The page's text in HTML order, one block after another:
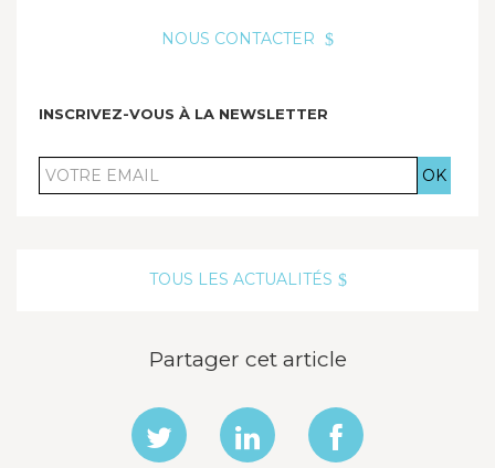
NOUS CONTACTER
INSCRIVEZ-VOUS À LA NEWSLETTER
VOTRE
EMAIL
TOUS LES ACTUALITÉS
Partager cet article